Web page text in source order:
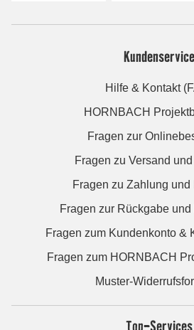
Kundenservice
Hilfe & Kontakt
HORNBACH
Fragen zur
Fragen zu Versand
Fragen zu Zahlung und
Fragen zur Rückgabe
Fragen zum Kundenkonto &
Fragen zum HORNBACH
Muster-
Top-Services